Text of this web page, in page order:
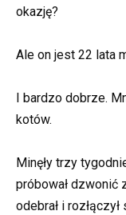
okazję?
Ale on jest 22 lata
I bardzo dobrze.
kotów.
Minęły trzy
próbował dzwonić
odebrał i rozłączył